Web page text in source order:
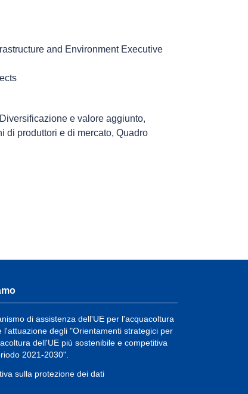
and Environment Executive
Diversificazione e valore aggiunto,
di produttori e di mercato, Quadro
di assistenza dell'UE per l'acquacoltura
l'attuazione degli "Orientamenti strategici per
dell'UE più sostenibile e competitiva
2021-2030".
sulla protezione dei dati